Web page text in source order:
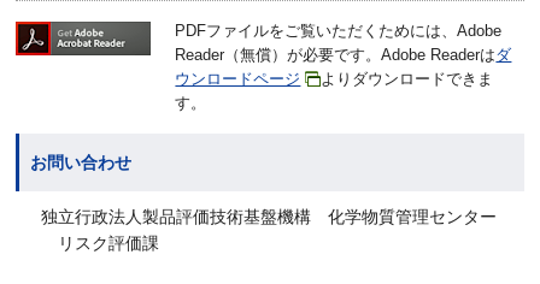
PDFファイルをご覧いただくためには、Adobe
Reader（無償）が必要です。Adobe Readerはダ
ウンロードページ
よりダウンロードできま
す。
お問い合わせ
独立行政法人製品評価技術基盤機構 化学物質管理センター
リスク評価課